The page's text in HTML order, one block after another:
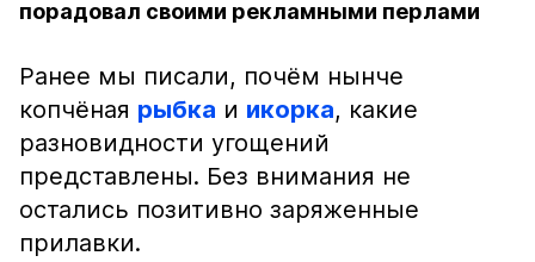
порадовал своими рекламными перлами
Ранее мы писали, почём нынче
копчёная рыбка и икорка, какие
разновидности угощений
представлены. Без внимания не
остались позитивно заряженные
прилавки.